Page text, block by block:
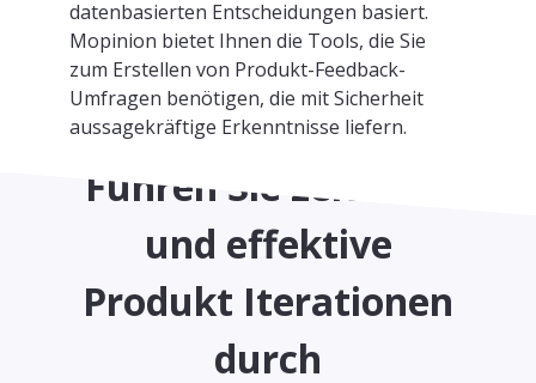
datenbasierten Entscheidungen basiert.
Mopinion bietet Ihnen die Tools, die Sie
zum Erstellen von Produkt-Feedback-
Umfragen benötigen, die mit Sicherheit
aussagekräftige Erkenntnisse liefern.
Führen Sie zeitnahe
und effektive
Produkt Iterationen
durch